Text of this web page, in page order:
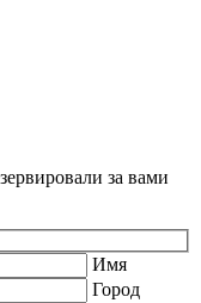
за вами
Имя
Город